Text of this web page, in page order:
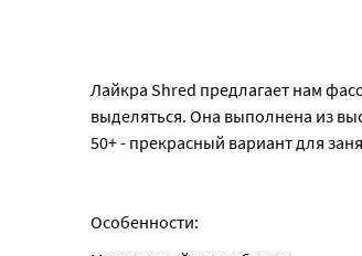
Лайкра Shred предлагает нам
выделяться. Она выполнена из
50+ - прекрасный вариант для
Особенности: